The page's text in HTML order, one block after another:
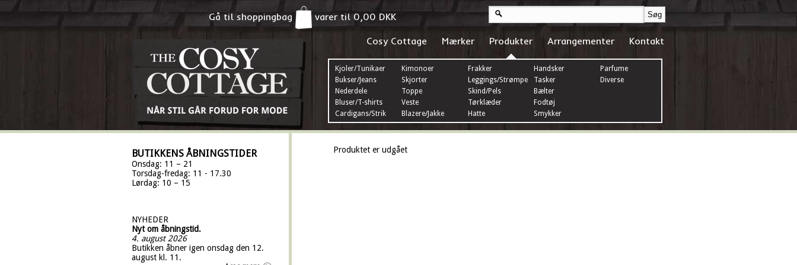
Gå til shoppingbag varer til0,00 DKK
Cosy Cottage Mærker Produkter
Kjoler/Tunikaer
Bukser/Jeans
Nederdele
Bluser/T-shirts
Cardigans/Strik
Kimonoer
Skjorter
Toppe
Veste
Blazere/Jakke
Frakker
Leggings/Strømper
Skind/Pels
Tørklæder
Hatte
Handsker
Tasker
Bælter
Fodtøj
Smykker
Parfume
Diverse
Arrangementer Kontakt
BUTIKKENS ÅBNINGSTIDER
Onsdag: 11 – 21
Torsdag-fredag: 11 - 17.30
Lørdag: 10 – 15
NYHEDER
Nyt om åbningstid.
4. august 2026
Butikken åbner igen onsdag den 12.
august kl. 11.
Produktet er udgået